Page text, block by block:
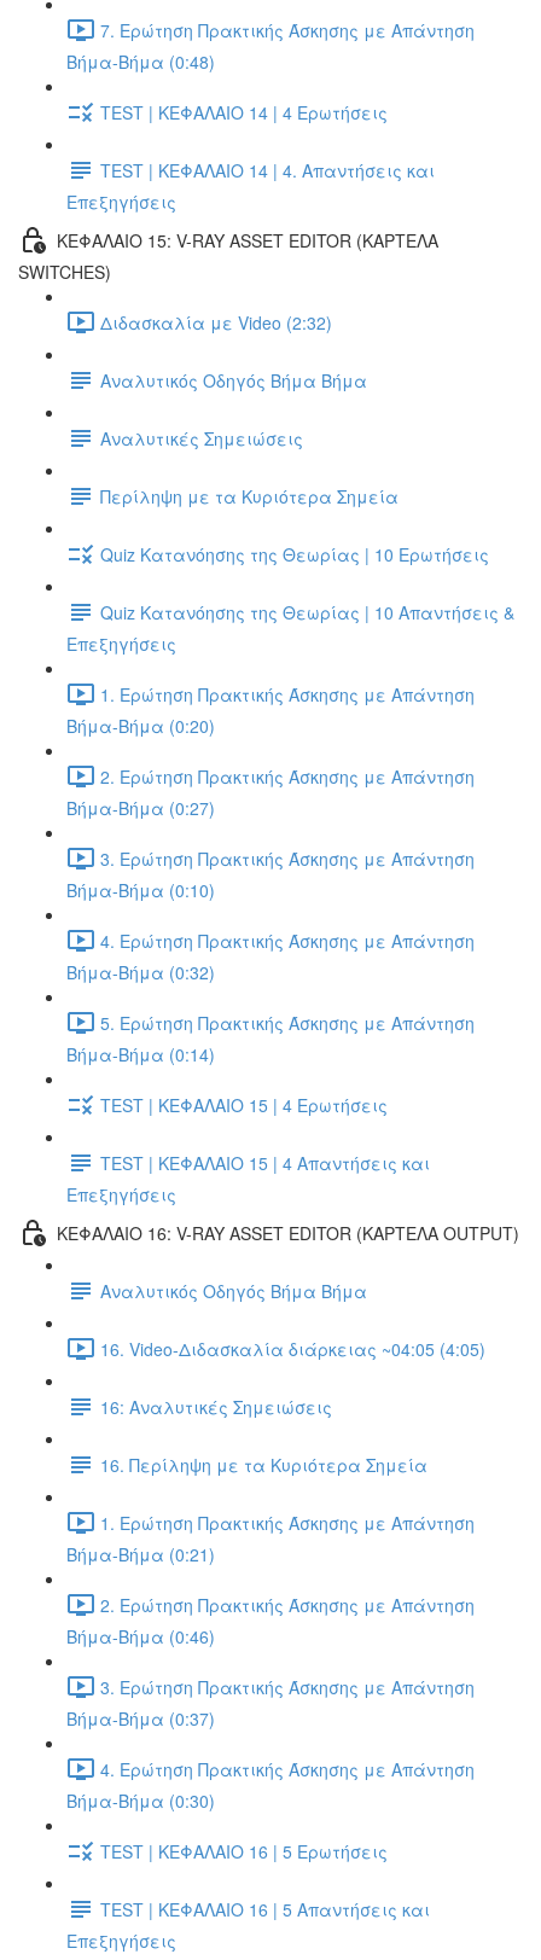
7. Ερώτηση Πρακτικής Άσκησης με Απάντηση
Βήμα-Βήμα (0:48)
TEST | ΚΕΦΑΛΑΙΟ 14 | 4 Ερωτήσεις
TEST | ΚΕΦΑΛΑΙΟ 14 | 4. Απαντήσεις και
Επεξηγήσεις
ΚΕΦΑΛΑΙΟ 15: V-RAY ASSET EDITOR (ΚΑΡΤΕΛΑ
SWITCHES)
Διδασκαλία με Video (2:32)
Αναλυτικός Οδηγός Βήμα Βήμα
Αναλυτικές Σημειώσεις
Περίληψη με τα Κυριότερα Σημεία
Quiz Κατανόησης της Θεωρίας | 10 Ερωτήσεις
Quiz Κατανόησης της Θεωρίας | 10 Απαντήσεις &
Επεξηγήσεις
1. Ερώτηση Πρακτικής Άσκησης με Απάντηση
Βήμα-Βήμα (0:20)
2. Ερώτηση Πρακτικής Άσκησης με Απάντηση
Βήμα-Βήμα (0:27)
3. Ερώτηση Πρακτικής Άσκησης με Απάντηση
Βήμα-Βήμα (0:10)
4. Ερώτηση Πρακτικής Άσκησης με Απάντηση
Βήμα-Βήμα (0:32)
5. Ερώτηση Πρακτικής Άσκησης με Απάντηση
Βήμα-Βήμα (0:14)
TEST | ΚΕΦΑΛΑΙΟ 15 | 4 Ερωτήσεις
TEST | ΚΕΦΑΛΑΙΟ 15 | 4 Απαντήσεις και
Επεξηγήσεις
ΚΕΦΑΛΑΙΟ 16: V-RAY ASSET EDITOR (ΚΑΡΤΕΛΑ OUTPUT)
Αναλυτικός Οδηγός Βήμα Βήμα
16. Video-Διδασκαλία διάρκειας ~04:05 (4:05)
16: Αναλυτικές Σημειώσεις
16. Περίληψη με τα Κυριότερα Σημεία
1. Ερώτηση Πρακτικής Άσκησης με Απάντηση
Βήμα-Βήμα (0:21)
2. Ερώτηση Πρακτικής Άσκησης με Απάντηση
Βήμα-Βήμα (0:46)
3. Ερώτηση Πρακτικής Άσκησης με Απάντηση
Βήμα-Βήμα (0:37)
4. Ερώτηση Πρακτικής Άσκησης με Απάντηση
Βήμα-Βήμα (0:30)
TEST | ΚΕΦΑΛΑΙΟ 16 | 5 Ερωτήσεις
TEST | ΚΕΦΑΛΑΙΟ 16 | 5 Απαντήσεις και
Επεξηγήσεις